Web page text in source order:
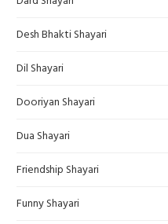
Desh Bhakti Shayari
Dil Shayari
Dooriyan Shayari
Dua Shayari
Friendship Shayari
Funny Shayari